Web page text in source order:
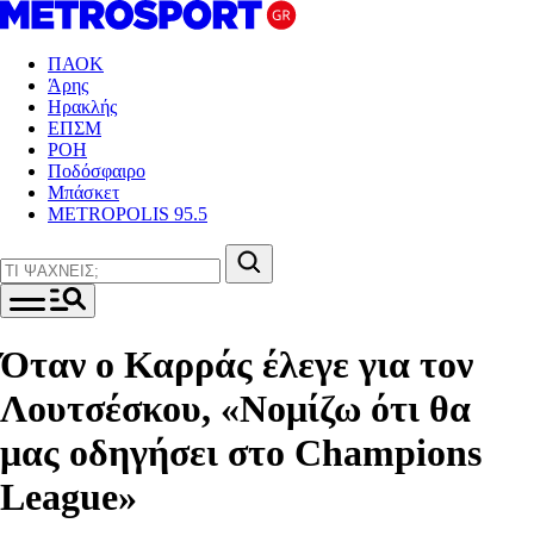
ΠΑΟΚ
Άρης
Ηρακλής
ΕΠΣΜ
ΡΟΗ
Ποδόσφαιρο
Μπάσκετ
METROPOLIS 95.5
Όταν ο Καρράς έλεγε για τον
Λουτσέσκου, «Νομίζω ότι θα
μας οδηγήσει στο Champions
League»